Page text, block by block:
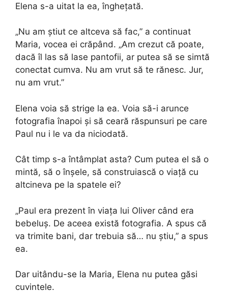
Elena s-a uitat la ea, înghețată.
„Nu am știut ce altceva să fac,” a continuat
Maria, vocea ei crăpând. „Am crezut că poate,
dacă îl las să lase pantofii, ar putea să se simtă
conectat cumva. Nu am vrut să te rănesc. Jur,
nu am vrut.”
Elena voia să strige la ea. Voia să-i arunce
fotografia înapoi și să ceară răspunsuri pe care
Paul nu i le va da niciodată.
Cât timp s-a întâmplat asta? Cum putea el să o
mintă, să o înșele, să construiască o viață cu
altcineva pe la spatele ei?
„Paul era prezent în viața lui Oliver când era
bebeluș. De aceea există fotografia. A spus că
va trimite bani, dar trebuia să… nu știu,” a spus
ea.
Dar uitându-se la Maria, Elena nu putea găsi
cuvintele.